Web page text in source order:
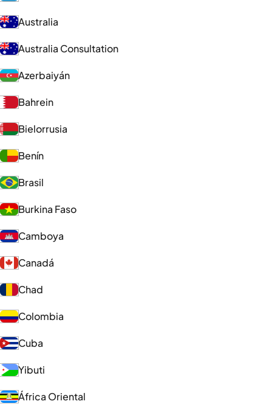
Australia
Australia Consultation
Azerbaiyán
Bahrein
Bielorrusia
Benín
Brasil
Burkina Faso
Camboya
Canadá
Chad
Colombia
Cuba
Yibuti
África Oriental